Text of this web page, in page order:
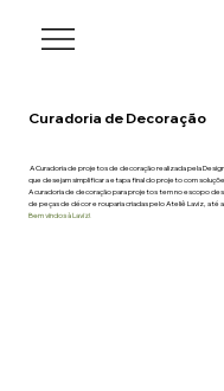
Curadoria de Decoração
A Curadoria de projetos de decoração realizada pela
que desejam simplificar a etapa final do projeto com
A curadoria de decoração para projetos tem no escopo
de peças de décor e rouparia criadas pelo Ateliê Laviz,
Bem vindos à Laviz!